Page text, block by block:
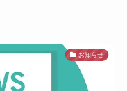
お知らせ